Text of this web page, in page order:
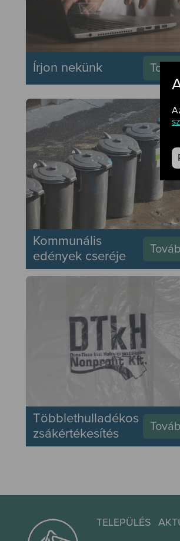
Írjon nekünk
Kommunális
edények cseréje
Többlethulladékos
zsákértékesítés
TELEPÜLÉS